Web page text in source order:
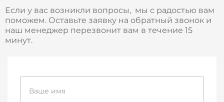
Если у вас возникли вопросы, мы с радостью вам
поможем. Оставьте заявку на обратный звонок и
наш менеджер перезвонит вам в течение 15
минут.